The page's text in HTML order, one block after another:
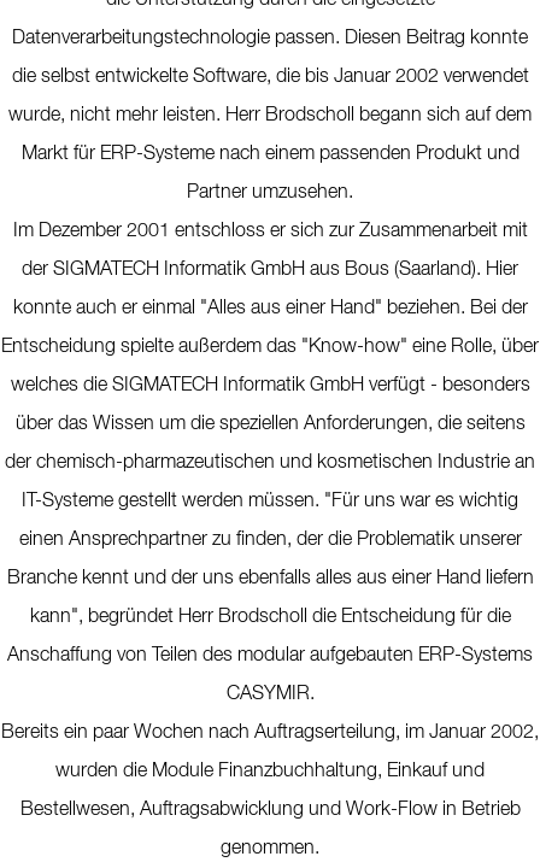
Datenverarbeitungstechnologie passen. Diesen Beitrag konnte
die selbst entwickelte Software, die bis Januar 2002 verwendet
wurde, nicht mehr leisten. Herr Brodscholl begann sich auf dem
Markt für ERP-Systeme nach einem passenden Produkt und
Partner umzusehen.
Im Dezember 2001 entschloss er sich zur Zusammenarbeit mit
der SIGMATECH Informatik GmbH aus Bous (Saarland). Hier
konnte auch er einmal "Alles aus einer Hand" beziehen. Bei der
Entscheidung spielte außerdem das "Know-how" eine Rolle, über
welches die SIGMATECH Informatik GmbH verfügt - besonders
über das Wissen um die speziellen Anforderungen, die seitens
der chemisch-pharmazeutischen und kosmetischen Industrie an
IT-Systeme gestellt werden müssen. "Für uns war es wichtig
einen Ansprechpartner zu finden, der die Problematik unserer
Branche kennt und der uns ebenfalls alles aus einer Hand liefern
kann", begründet Herr Brodscholl die Entscheidung für die
Anschaffung von Teilen des modular aufgebauten ERP-Systems
CASYMIR.
Bereits ein paar Wochen nach Auftragserteilung, im Januar 2002,
wurden die Module Finanzbuchhaltung, Einkauf und
Bestellwesen, Auftragsabwicklung und Work-Flow in Betrieb
genommen.